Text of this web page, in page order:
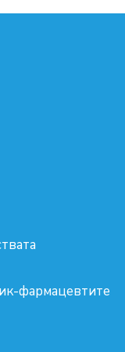
фармацевтите